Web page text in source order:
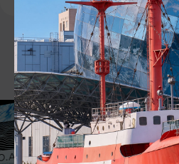
ВОЗМОЖНО ВАС
ОТ 1750₽